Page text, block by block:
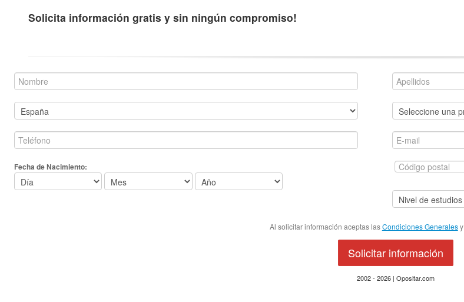
Solicita información gratis y sin ningún compromiso!
Fecha de Nacimiento:
Al solicitar información aceptas lasCondiciones Generalesy
Solicitar información
2002 - 2026 | Opositar.com